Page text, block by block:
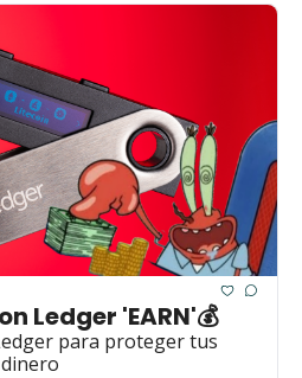
Ledger 'EARN'💰
para proteger tus